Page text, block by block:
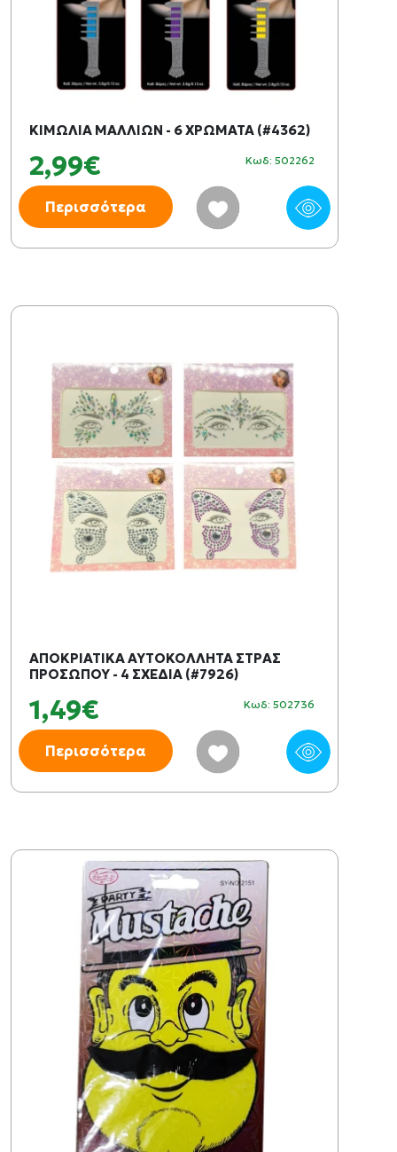
ΚΙΜΩΛΙΑ ΜΑΛΛΙΩΝ - 6 ΧΡΩΜΑΤΑ (#4362)
2,99€ Κωδ: 502262
Περισσότερα
ΑΠΟΚΡΙΑΤΙΚΑ ΑΥΤΟΚΟΛΛΗΤΑ ΣΤΡΑΣ
ΠΡΟΣΩΠΟΥ - 4 ΣΧΕΔΙΑ (#7926)
1,49€ Κωδ: 502736
Περισσότερα